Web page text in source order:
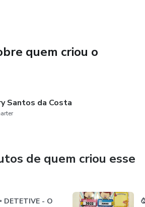
leitor do dia.
quem criou o
Santos da Costa
de quem criou esse
DETETIVE - O